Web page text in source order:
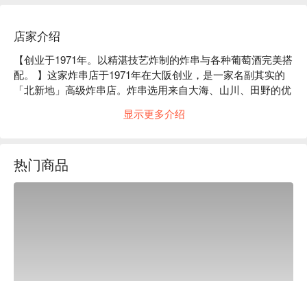
店家介绍
【创业于1971年。以精湛技艺炸制的炸串与各种葡萄酒完美搭
配。 】这家炸串店于1971年在大阪创业，是一家名副其实的
「北新地」高级炸串店。炸串选用来自大海、山川、田野的优
炸制得酥脆可口。炸串堪称绝品，搭配巧妙，趣味十足，赏心
故乡山形县的日本酒和烧酒在内的各种精选葡萄酒。请在充满
高级感的成人空间中尽情享用。
显示更多介绍
热门商品